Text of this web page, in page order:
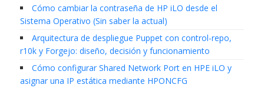
Cómo cambiar la contraseña de HP iLO desde el
Sistema Operativo (Sin saber la actual)
Arquitectura de despliegue Puppet con control-repo,
r10k y Forgejo: diseño, decisión y funcionamiento
Cómo configurar Shared Network Port en HPE iLO y
asignar una IP estática mediante HPONCFG